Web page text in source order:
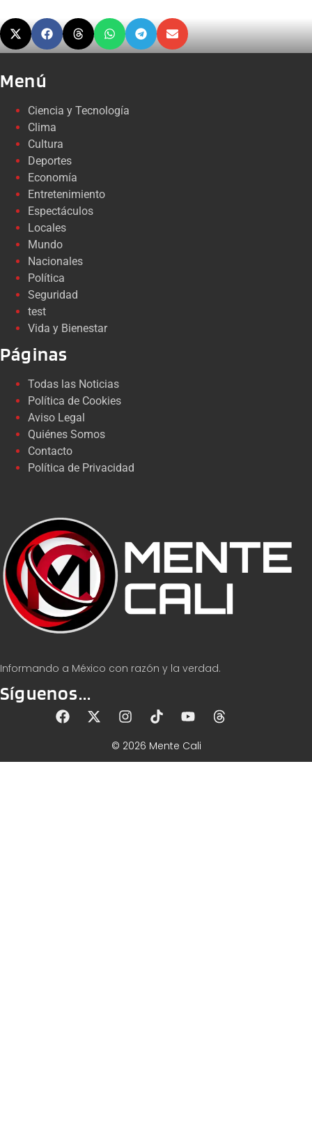
Informando a México con razón y la verdad.
Síguenos...
Menú
Ciencia y Tecnología
Clima
Cultura
Deportes
Economía
Entretenimiento
Espectáculos
Locales
Mundo
Nacionales
Política
Seguridad
test
Vida y Bienestar
Páginas
Todas las Noticias
Política de Cookies
Aviso Legal
Quiénes Somos
Contacto
Política de Privacidad
© 2026 Mente Cali